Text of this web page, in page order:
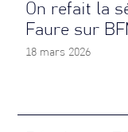
On refait la
Faure sur
18 mars 2026